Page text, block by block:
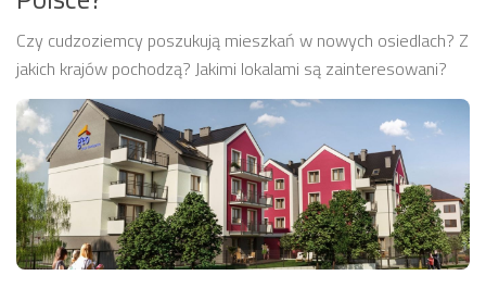
Czy cudzoziemcy poszukują mieszkań w nowych osiedlach? Z
jakich krajów pochodzą? Jakimi lokalami są zainteresowani?